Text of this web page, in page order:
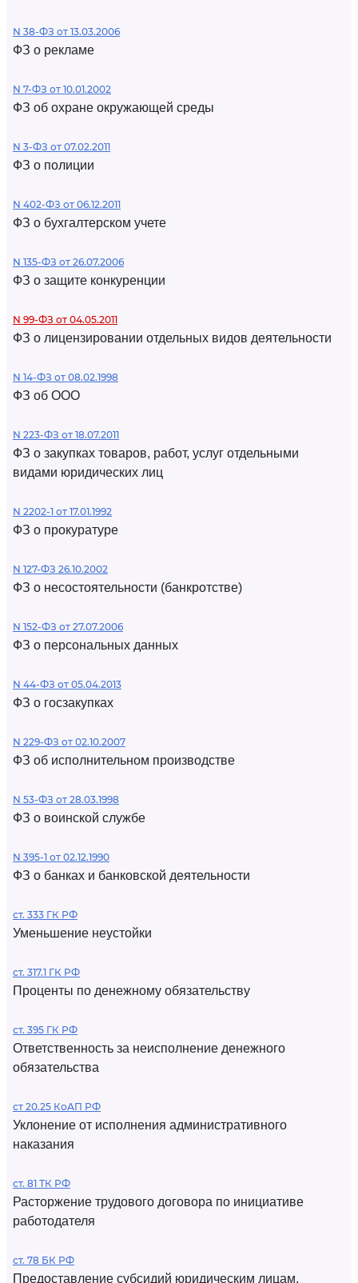
N 38-ФЗ от 13.03.2006
ФЗ о рекламе
N 7-ФЗ от 10.01.2002
ФЗ об охране окружающей среды
N 3-ФЗ от 07.02.2011
ФЗ о полиции
N 402-ФЗ от 06.12.2011
ФЗ о бухгалтерском учете
N 135-ФЗ от 26.07.2006
ФЗ о защите конкуренции
N 99-ФЗ от 04.05.2011
ФЗ о лицензировании отдельных видов деятельности
N 14-ФЗ от 08.02.1998
ФЗ об ООО
N 223-ФЗ от 18.07.2011
ФЗ о закупках товаров, работ, услуг отдельными
видами юридических лиц
N 2202-1 от 17.01.1992
ФЗ о прокуратуре
N 127-ФЗ 26.10.2002
ФЗ о несостоятельности (банкротстве)
N 152-ФЗ от 27.07.2006
ФЗ о персональных данных
N 44-ФЗ от 05.04.2013
ФЗ о госзакупках
N 229-ФЗ от 02.10.2007
ФЗ об исполнительном производстве
N 53-ФЗ от 28.03.1998
ФЗ о воинской службе
N 395-1 от 02.12.1990
ФЗ о банках и банковской деятельности
ст. 333 ГК РФ
Уменьшение неустойки
ст. 317.1 ГК РФ
Проценты по денежному обязательству
ст. 395 ГК РФ
Ответственность за неисполнение денежного
обязательства
ст 20.25 КоАП РФ
Уклонение от исполнения административного
наказания
ст. 81 ТК РФ
Расторжение трудового договора по инициативе
работодателя
ст. 78 БК РФ
Предоставление субсидий юридическим лицам,